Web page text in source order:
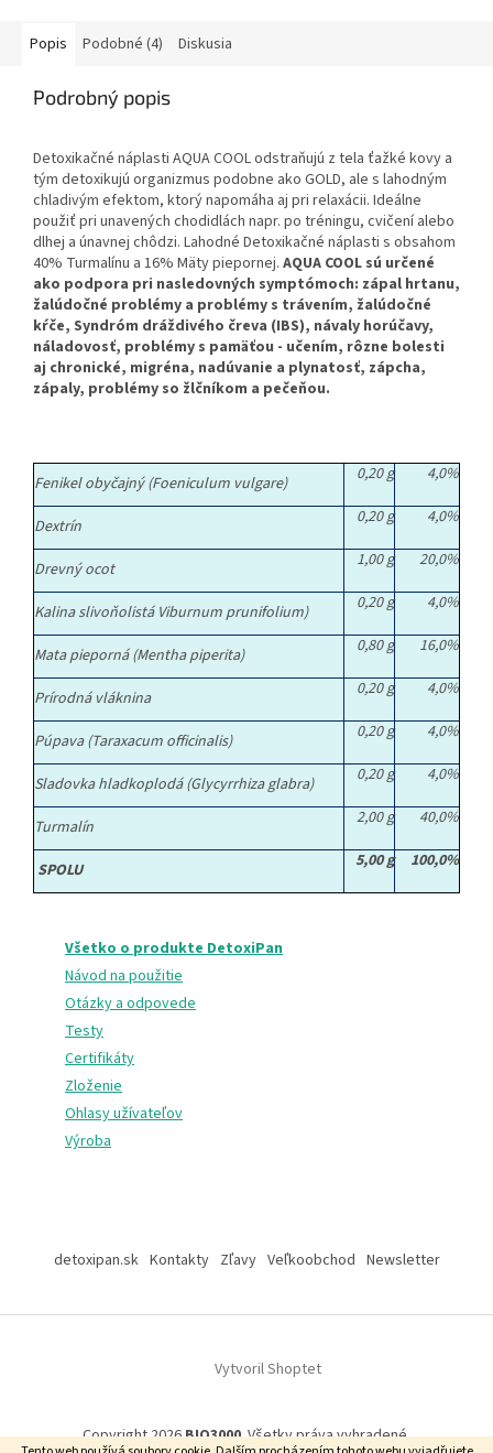
Popis
Podobné (4) Diskusia
Podrobný popis
Detoxikačné náplasti AQUA COOL odstraňujú z tela ťažké kovy a
tým detoxikujú organizmus podobne ako GOLD, ale s lahodným
chladivým efektom, ktorý napomáha aj pri relaxácii. Ideálne
použiť pri unavených chodidlách napr. po tréningu, cvičení alebo
dlhej a únavnej chôdzi. Lahodné Detoxikačné náplasti s obsahom
40% Turmalínu a 16% Mäty piepornej. AQUA COOL sú určené
ako podpora pri nasledovných symptómoch: zápal hrtanu,
žalúdočné problémy a problémy s trávením, žalúdočné
kŕče, Syndróm dráždivého čreva (IBS), návaly horúčavy,
náladovosť, problémy s pamäťou - učením, rôzne bolesti
aj chronické, migréna, nadúvanie a plynatosť, zápcha,
zápaly, problémy so žlčníkom a pečeňou.
Fenikel obyčajný (Foeniculum vulgare) 0,20 g 4,0%
Dextrín 0,20 g 4,0%
Drevný ocot 1,00 g 20,0%
Kalina slivoňolistá Viburnum prunifolium) 0,20 g 4,0%
Mata pieporná (Mentha piperita) 0,80 g 16,0%
Prírodná vláknina 0,20 g 4,0%
Púpava (Taraxacum officinalis) 0,20 g 4,0%
Sladovka hladkoplodá (Glycyrrhiza glabra) 0,20 g 4,0%
Turmalín 2,00 g 40,0%
SPOLU 5,00 g 100,0%
Všetko o produkte DetoxiPan
Návod na použitie
Otázky a odpovede
Testy
Certifikáty
Zloženie
Ohlasy užívateľov
Výroba
detoxipan.sk Kontakty Zľavy Veľkoobchod Newsletter
Vytvoril Shoptet
Copyright 2026BIO3000. Všetky práva vyhradené.